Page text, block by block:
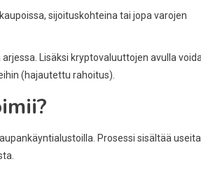
sijoituskohteina tai jopa varojen
Lisäksi kryptovaluuttojen avulla
(hajautettu rahoitus).
Prosessi sisältää useita